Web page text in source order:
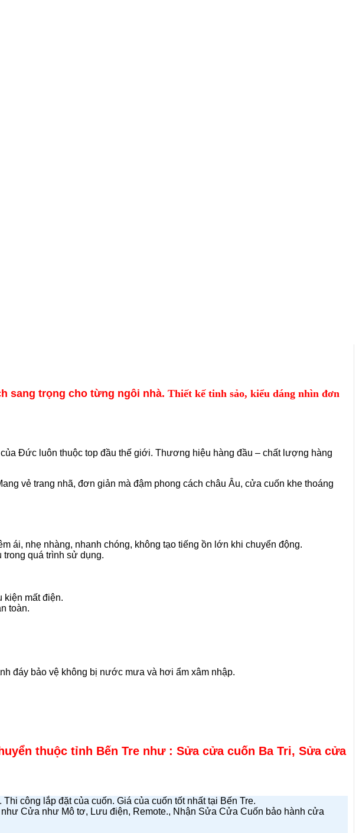
sang trọng cho từng ngôi nhà. Thiết kế tinh sảo, kiểu dáng nhìn đơn
Đức luôn thuộc top đầu thế giới. Thương hiệu hàng đầu – chất lượng hàng
vẻ trang nhã, đơn giản mà đậm phong cách châu Âu, cửa cuốn khe thoáng
ái, nhẹ nhàng, nhanh chóng, không tạo tiếng ồn lớn khi chuyển động.
quá trình sử dụng.
kiện mất điện.
toàn.
đáy bảo vệ không bị nước mưa và hơi ẩm xâm nhập.
thuộc tỉnh Bến Tre như : Sửa cửa cuốn Ba Tri, Sửa cửa
công lắp đặt của cuốn. Giá của cuốn tốt nhất tại Bến Tre.
Cửa như Mô tơ, Lưu điện, Remote., Nhận Sửa Cửa Cuốn bảo hành cửa